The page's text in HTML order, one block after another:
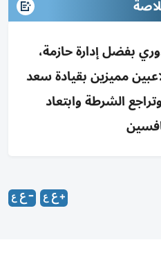
بفضل إدارة حازمة،
مميزين بقيادة سعد
الشرطة وابتعاد